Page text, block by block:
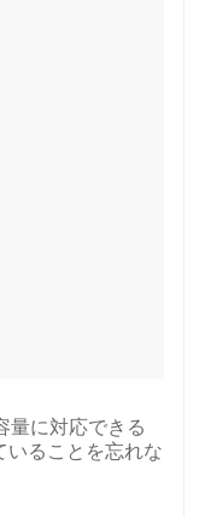
量に対応できる
いることを忘れな